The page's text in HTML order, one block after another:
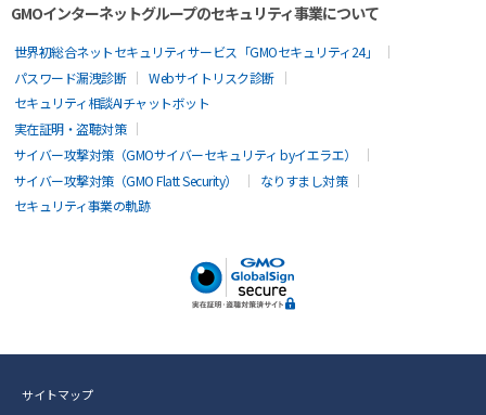
GMOインターネットグループのセキュリティ事業について
世界初総合ネットセキュリティサービス「GMOセキュリティ24」
パスワード漏洩診断
Webサイトリスク診断
セキュリティ相談AIチャットボット
実在証明・盗聴対策
サイバー攻撃対策（GMOサイバーセキュリティ byイエラエ）
サイバー攻撃対策（GMO Flatt Security）
なりすまし対策
セキュリティ事業の軌跡
サイトマップ